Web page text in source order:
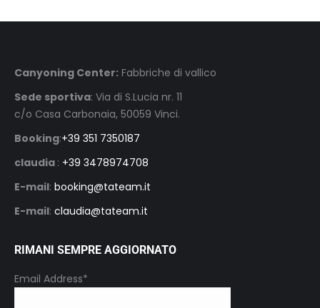
Canyoning Center: Fabbriche di vallico
Sede sportiva: Via di S.Lucia nr. 11
c/o Casa Carbonaia, 50059 Vinci.
Booking:+39 351 7350187
claudia : +39 3478974708
E-mail: booking@tateam.it
E-mail: claudia@tateam.it
RIMANI SEMPRE AGGIORNATO
Email Address*